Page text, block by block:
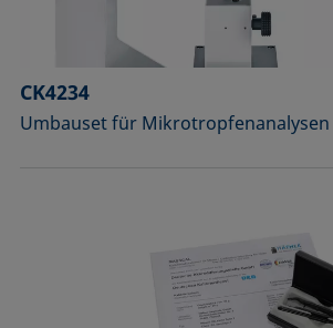
CK4234
Umbauset für Mikrotropfenanalysen